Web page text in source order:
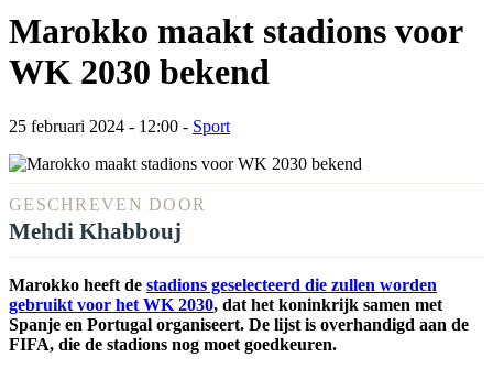
Marokko maakt stadions voor
WK 2030 bekend
25 februari 2024 - 12:00 - Sport
GESCHREVEN DOOR
Mehdi Khabbouj
Marokko heeft de stadions geselecteerd die zullen worden
gebruikt voor het WK 2030, dat het koninkrijk samen met
Spanje en Portugal organiseert. De lijst is overhandigd aan de
FIFA, die de stadions nog moet goedkeuren.